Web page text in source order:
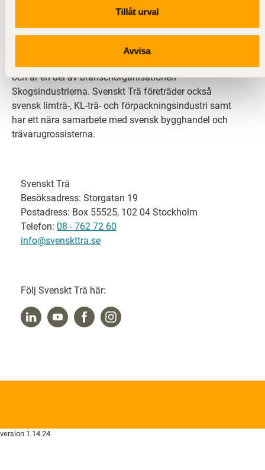
Tillåt urval
Avvisa
träbyggande för att främja ett hållbart samhälle och
inspirera, utbilda och driva teknisk utveckling.
och är en del av branschorganisationen
Skogsindustrierna. Svenskt Trä företräder också
svensk limträ-, KL-trä- och förpackningsindustri samt
har ett nära samarbete med svensk bygghandel och
trävarugrossisterna.
Svenskt Trä
Besöksadress: Storgatan 19
Postadress: Box 55525, 102 04 Stockholm
Telefon: 08 - 762 72 60
info@svenskttra.se
Följ Svenskt Trä här:
version 1.14.24